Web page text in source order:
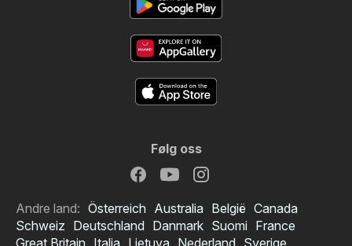
Følg oss
Andre land: Österreich Australia België Canada
Schweiz Deutschland Danmark Suomi France
Great Britain Italia Lietuva Nederland Sverige